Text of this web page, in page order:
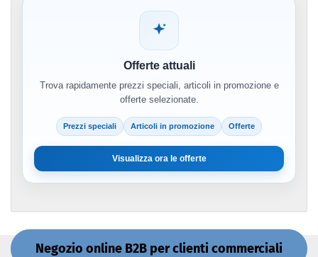
Offerte attuali
Trova rapidamente prezzi speciali, articoli in promozione e
offerte selezionate.
Prezzi speciali Articoli in promozione Offerte
Visualizza ora le offerte
Negozio online B2B per clienti commerciali